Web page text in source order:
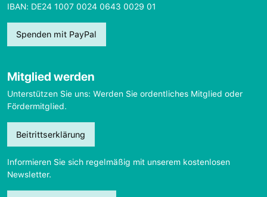
IBAN: DE24 1007 0024 0643 0029 01
Spenden mit PayPal
Mitglied werden
Unterstützen Sie uns: Werden Sie ordentliches Mitglied oder
Fördermitglied.
Beitrittserklärung
Informieren Sie sich regelmäßig mit unserem kostenlosen
Newsletter.